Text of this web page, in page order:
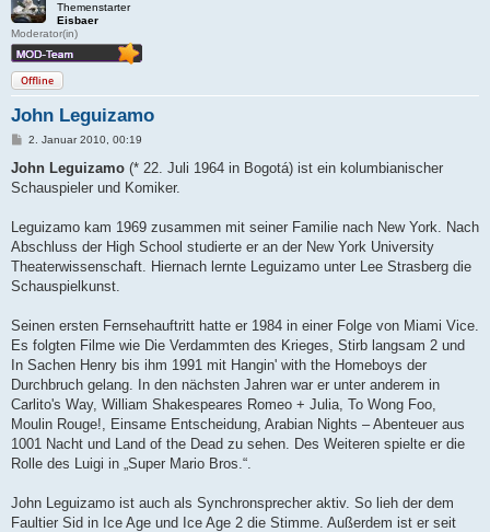
Themenstarter
Eisbaer
Moderator(in)
Offline
John Leguizamo
B
i
r
2. Januar 2010, 00:19
John Leguizamo (* 22. Juli 1964 in Bogotá) ist ein kolumbianischer
Schauspieler und Komiker.
Leguizamo kam 1969 zusammen mit seiner Familie nach New York. Nach
Abschluss der High School studierte er an der New York University
Theaterwissenschaft. Hiernach lernte Leguizamo unter Lee Strasberg die
Schauspielkunst.
Seinen ersten Fernsehauftritt hatte er 1984 in einer Folge von Miami Vice.
Es folgten Filme wie Die Verdammten des Krieges, Stirb langsam 2 und
In Sachen Henry bis ihm 1991 mit Hangin' with the Homeboys der
Durchbruch gelang. In den nächsten Jahren war er unter anderem in
Carlito's Way, William Shakespeares Romeo + Julia, To Wong Foo,
Moulin Rouge!, Einsame Entscheidung, Arabian Nights – Abenteuer aus
1001 Nacht und Land of the Dead zu sehen. Des Weiteren spielte er die
Rolle des Luigi in „Super Mario Bros.“.
John Leguizamo ist auch als Synchronsprecher aktiv. So lieh der dem
Faultier Sid in Ice Age und Ice Age 2 die Stimme. Außerdem ist er seit